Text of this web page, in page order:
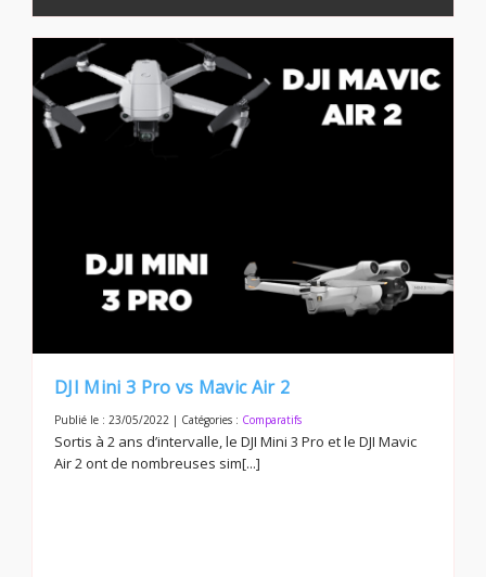
DJI Mini 3 Pro vs Mavic Air 2
Publié le : 23/05/2022 | Catégories : Comparatifs
Sortis à 2 ans d’intervalle, le DJI Mini 3 Pro et le DJI Mavic
Air 2 ont de nombreuses sim[...]